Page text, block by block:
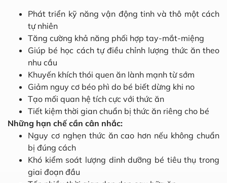
Phát triển kỹ năng vận động tinh và thô một cách
tự nhiên
Tăng cường khả năng phối hợp tay-mắt-miệng
Giúp bé học cách tự điều chỉnh lượng thức ăn theo
nhu cầu
Khuyến khích thói quen ăn lành mạnh từ sớm
Giảm nguy cơ béo phì do bé biết dừng khi no
Tạo mối quan hệ tích cực với thức ăn
Tiết kiệm thời gian chuẩn bị thức ăn riêng cho bé
Những hạn chế cần cân nhắc:
Nguy cơ nghẹn thức ăn cao hơn nếu không chuẩn
bị đúng cách
Khó kiểm soát lượng dinh dưỡng bé tiêu thụ trong
giai đoạn đầu